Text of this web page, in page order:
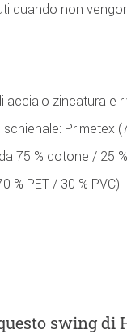
quando non
acciaio zincatura e
Primetex
75 % cotone / 25
% PET / 30 % PVC)
swing di